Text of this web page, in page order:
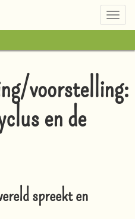
voorstelling:
en de
spreekt en